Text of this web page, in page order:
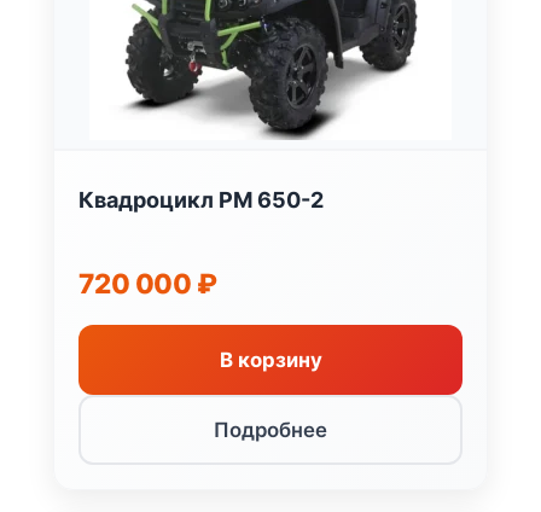
Квадроцикл РМ 650-2
720 000 ₽
В корзину
Подробнее